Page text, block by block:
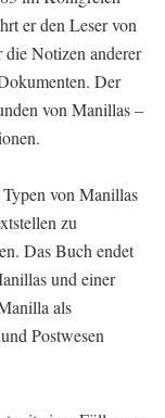
er den Leser von
die Notizen anderer
Der
von Manillas –
von Manillas
zu
Das Buch endet
und einer
als
Postwesen